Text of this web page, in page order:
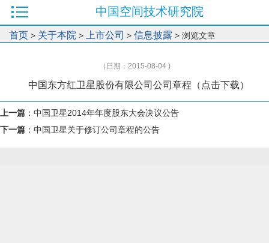
中国空间技术研究院
首页 > 关于本院 > 上市公司 > 信息披露 > 浏览文章
（日期：2015-08-04 )
中国东方红卫星股份有限公司公司章程 （点击下载）
上一篇 ： 中国卫星2014年年度股东大会决议公告
下一篇 ： 中国卫星关于修订公司章程的公告